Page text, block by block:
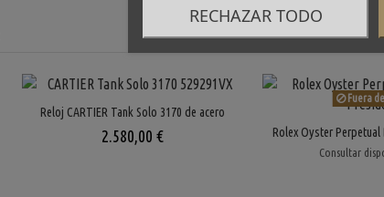
Reloj CARTIER Tank Solo 3170 de acero
2.580,00 €
Fuera
Rolex Oyster
Consultar
RECHAZAR TODO